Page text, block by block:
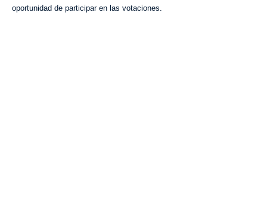
oportunidad de participar en las votaciones.